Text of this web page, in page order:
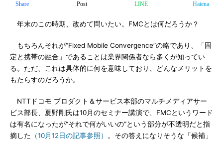
Share Post LINE Hatena
年末のこの時期、改めて問いたい。FMCとは何だろうか？
もちろんそれが“Fixed Mobile Convergence”の略であり、「固
定と携帯の融合」であることは業界関係者なら多くが知ってい
る。ただ、これは具体的に何を意味しており、どんなメリットを
もたらすのだろうか。
NTTドコモ プロダクト＆サービス本部のマルチメディアサー
ビス部長、夏野剛氏は10月のセミナー講演で、FMCというワード
は有名になったが“それで何がいいの”という部分が不透明だと指
摘した （10月12日の記事参照）
。その答えになりそうな「候補」